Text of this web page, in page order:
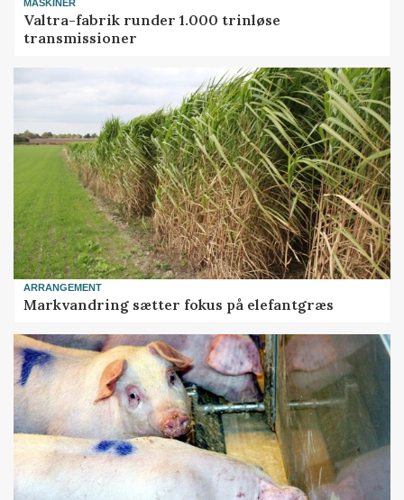
MASKINER
Valtra-fabrik runder 1.000 trinløse
transmissioner
ARRANGEMENT
Markvandring sætter fokus på elefantgræs